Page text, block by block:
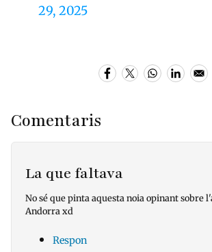
29, 2025
Comentaris
La que faltava
No sé que pinta aquesta noia opinant sobre
Andorra xd
Respon